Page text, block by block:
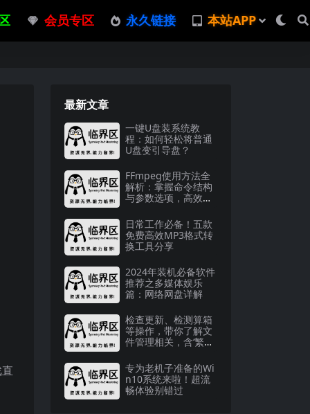
会员专区 永久链接 本站APP
最新文章
一键U盘装系统教
程：如何轻松将普通
U盘变引导盘？
FFmpeg使用方法全
解析：掌握命令结构
与参数选项，高效处
日常工作必备！五款
免费高效MP3格式转
换工具分享
2024年装机必备软件
推荐之多媒体娱乐
篇：网络网盘详解
检查更新、检测算箱
等操作，带你了解文
件管理相关，含‘繁家
专为老机子准备的Wi
n10系统来啦！超流
畅体验别错过